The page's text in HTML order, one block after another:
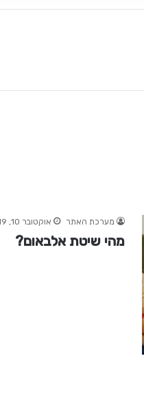
מערכת האתר אוקטובר 10, 2019
מהי שיטת אלבאום?